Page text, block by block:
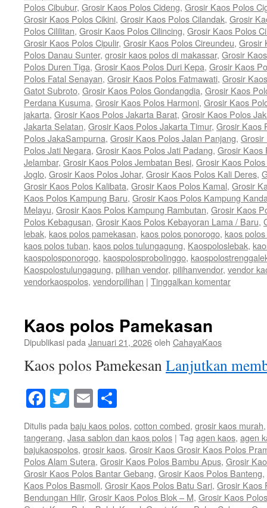
Polos Cibubur, Grosir Kaos Polos Cideng, Grosir Kaos Polos
Grosir Kaos Polos Cikini, Grosir Kaos Polos Cilandak, Grosir
Polos Cililitan, Grosir Kaos Polos Cilincing, Grosir Kaos Polos
Grosir Kaos Polos Cipulir, Grosir Kaos Polos Cireundeu, Grosir
Polos Danau Sunter, grosir kaos polos di makassar, Grosir
Polos Duren Tiga, Grosir Kaos Polos Duri Kepa, Grosir Kaos
Polos Fatal Senayan, Grosir Kaos Polos Fatmawati, Grosir
Gatot Subroto, Grosir Kaos Polos Gondangdia, Grosir Kaos
Perdana Kusuma, Grosir Kaos Polos Harmoni, Grosir Kaos
jakarta, Grosir Kaos Polos Jakarta Barat, Grosir Kaos Polos
Jakarta Selatan, Grosir Kaos Polos Jakarta Timur, Grosir Kaos
Polos JakaSampurna, Grosir Kaos Polos Jalan Panjang, Grosir
Polos Jati Negara, Grosir Kaos Polos Jati Padang, Grosir Kaos
Jelambar, Grosir Kaos Polos Jembatan Besi, Grosir Kaos
Joglo, Grosir Kaos Polos Johar, Grosir Kaos Polos Kali Deres,
Grosir Kaos Polos Kalibata, Grosir Kaos Polos Kamal, Grosir
Kaos Polos Kampung Baru, Grosir Kaos Polos Kampung
Melayu, Grosir Kaos Polos Kampung Rambutan, Grosir Kaos
Polos Kebagusan, Grosir Kaos Polos Kebayoran Lama / Baru,
lebak, kaos polos pamekasan, kaos polos ponorogo, kaos
kaos polos tuban, kaos polos tulungagung, Kaospoloslebak,
kaospolosponorogo, kaospolosprobolinggo,
Kaospolostulungagung, pilihan vendor, pilihanvendor, vendor
vendorkaospolos, vendorpilihan | Tinggalkan komentar
Kaos polos Pamekasan
Dipublikasi padaJanuari 21, 2026oleh CahayaKaos
Kaos polos PamekesanLanjutkan
Facebook
Twitter
Email
Ditulis pada baju kaos polos, cotton combed, grosir kaos murah
tangerang, Jasa sablon dan kaos polos | Tag agen kaos, agen
bajukaospolos, grosir kaos, Grosir Kaos Grosir Kaos Polos
Polos Alam Sutera, Grosir Kaos Polos Bambu Apus, Grosir
Grosir Kaos Polos Bantar Gebang, Grosir Kaos Polos Banteng,
Kaos Polos Basmoll, Grosir Kaos Polos Batu Sari, Grosir Kaos
Bendungan Hilir, Grosir Kaos Polos Blok – M, Grosir Kaos